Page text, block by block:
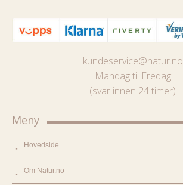
kundeservice@natur.no
Mandag til Fredag
(svar innen 24 timer)
Meny
Hovedside
Om Natur.no